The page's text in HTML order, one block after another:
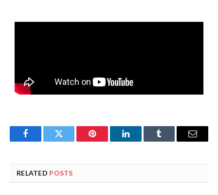
FacebookTwitter Pinterest LinkedInTumblr Email
RELATED POSTS